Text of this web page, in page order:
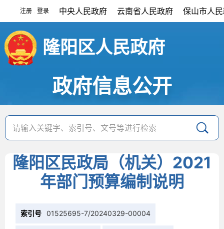
注册 登录 中央人民政府 云南省人民政府 保山市人
隆阳区人民政府
政府信息公开
隆阳区民政局（机关）2021
年部门预算编制说明
索引号 01525695-7/20240329-00004